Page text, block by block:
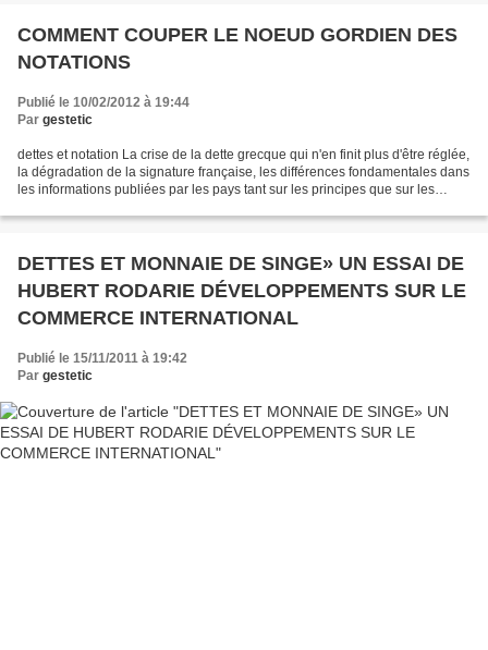
COMMENT COUPER LE NOEUD GORDIEN DES
NOTATIONS
Publié le 10/02/2012 à 19:44
Par gestetic
dettes et notation La crise de la dette grecque qui n'en finit plus d'être réglée,
la dégradation de la signature française, les différences fondamentales dans
les informations publiées par les pays tant sur les principes que sur les
DETTES ET MONNAIE DE SINGE» UN ESSAI DE
HUBERT RODARIE DÉVELOPPEMENTS SUR LE
COMMERCE INTERNATIONAL
Publié le 15/11/2011 à 19:42
Par gestetic